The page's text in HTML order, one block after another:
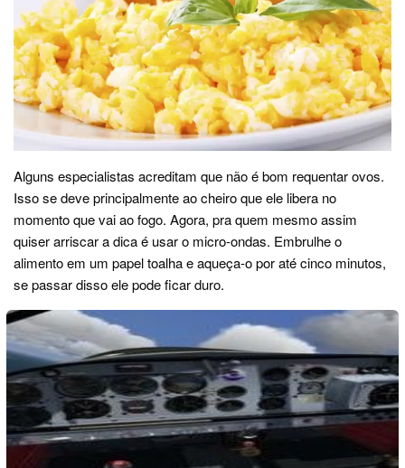
Alguns especialistas acreditam que não é bom requentar ovos.
Isso se deve principalmente ao cheiro que ele libera no
momento que vai ao fogo. Agora, pra quem mesmo assim
quiser arriscar a dica é usar o micro-ondas. Embrulhe o
alimento em um papel toalha e aqueça-o por até cinco minutos,
se passar disso ele pode ficar duro.